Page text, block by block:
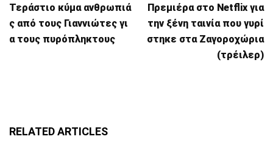
Τεράστιο κύμα ανθρωπιά
ς από τους Γιαννιώτες γι
α τους πυρόπληκτους
Πρεμιέρα στο Netflix για
την ξένη ταινία που γυρί
στηκε στα Ζαγοροχώρια
(τρέιλερ)
RELATED ARTICLES